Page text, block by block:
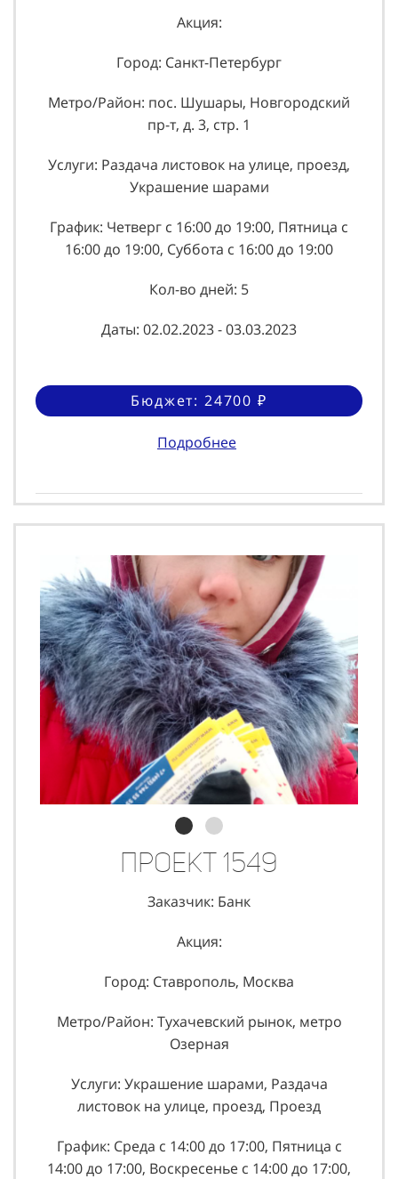
Акция:
Город: Санкт-Петербург
Метро/Район: пос. Шушары, Новгородский
пр-т, д. 3, стр. 1
Услуги: Раздача листовок на улице, проезд,
Украшение шарами
График: Четверг с 16:00 до 19:00, Пятница с
16:00 до 19:00, Суббота с 16:00 до 19:00
Кол-во дней: 5
Даты: 02.02.2023 - 03.03.2023
Бюджет: 24700 ₽
Подробнее
Проект 1549
Заказчик: Банк
Акция:
Город: Ставрополь, Москва
Метро/Район: Тухачевский рынок, метро
Озерная
Услуги: Украшение шарами, Раздача
листовок на улице, проезд, Проезд
График: Среда с 14:00 до 17:00, Пятница с
14:00 до 17:00, Воскресенье с 14:00 до 17:00,